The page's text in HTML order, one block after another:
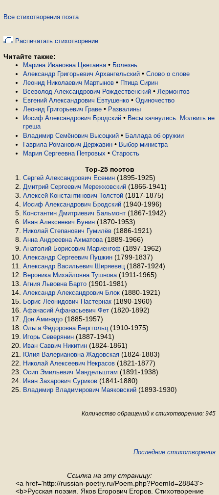
Все стихотворения поэта
Распечатать стихотворение
Читайте также:
Марина Ивановна Цветаева • Болезнь
Александр Григорьевич Архангельский • Слово о слове
Леонид Николаевич Мартынов • Птица Сирин
Всеволод Александрович Рождественский • Лермонтов
Евгений Александрович Евтушенко • Одиночество
Леонид Григорьевич Граве • Развалины
Иосиф Александрович Бродский • Весы качнулись. Молвить не
греша
Владимир Семёнович Высоцкий • Баллада об оружии
Гаврила Романович Державин • Выбор министра
Мария Сергеевна Петровых • Старость
Top-25 поэтов
Сергей Александрович Есенин (1895-1925)
Дмитрий Сергеевич Мережковский (1866-1941)
Алексей Константинович Толстой (1817-1875)
Иосиф Александрович Бродский (1940-1996)
Константин Дмитриевич Бальмонт (1867-1942)
Иван Алексеевич Бунин (1870-1953)
Николай Степанович Гумилёв (1886-1921)
Анна Андреевна Ахматова (1889-1966)
Анатолий Борисович Мариенгоф (1897-1962)
Александр Сергеевич Пушкин (1799-1837)
Александр Васильевич Ширяевец (1887-1924)
Вероника Михайловна Тушнова (1911-1965)
Агния Львовна Барто (1901-1981)
Александр Александрович Блок (1880-1921)
Борис Леонидович Пастернак (1890-1960)
Афанасий Афанасьевич Фет (1820-1892)
Дон Аминадо (1885-1957)
Ольга Фёдоровна Берггольц (1910-1975)
Игорь Северянин (1887-1941)
Иван Саввич Никитин (1824-1861)
Юлия Валериановна Жадовская (1824-1883)
Николай Алексеевич Некрасов (1821-1877)
Осип Эмильевич Мандельштам (1891-1938)
Иван Захарович Суриков (1841-1880)
Владимир Владимирович Маяковский (1893-1930)
Количество обращений к стихотворению: 945
Последние стихотворения
Ссылка на эту страницу:
<a href='http://russian-poetry.ru/Poem.php?PoemId=28843'>
<b>Русская поэзия. Яков Егорович Егоров. Стихотворение